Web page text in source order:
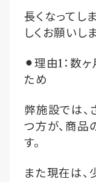
長くなってし
しくお願いしま
⚫︎理由1：数
ため
弊施設では
つ方が、商品
す。
また現在は、